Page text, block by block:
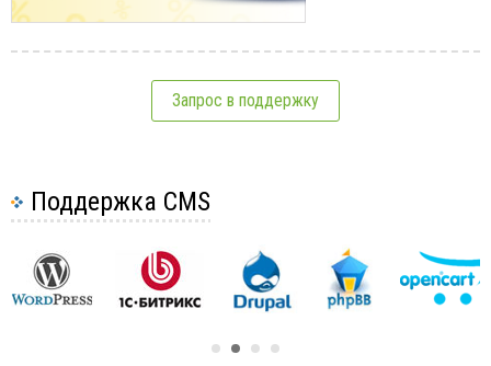
Запрос в поддержку
Поддержка CMS